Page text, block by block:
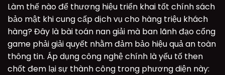
Làm thế nào để thương hiệu triển khai tốt chính sách
bảo mật khi cung cấp dịch vụ cho hàng triệu khách
hàng? Đây là bài toán nan giải mà ban lãnh đạo cổng
game phải giải quyết nhằm đảm bảo hiệu quả an toàn
thông tin. Áp dụng công nghệ chính là yếu tố then
chốt đem lại sự thành công trong phương diện này: